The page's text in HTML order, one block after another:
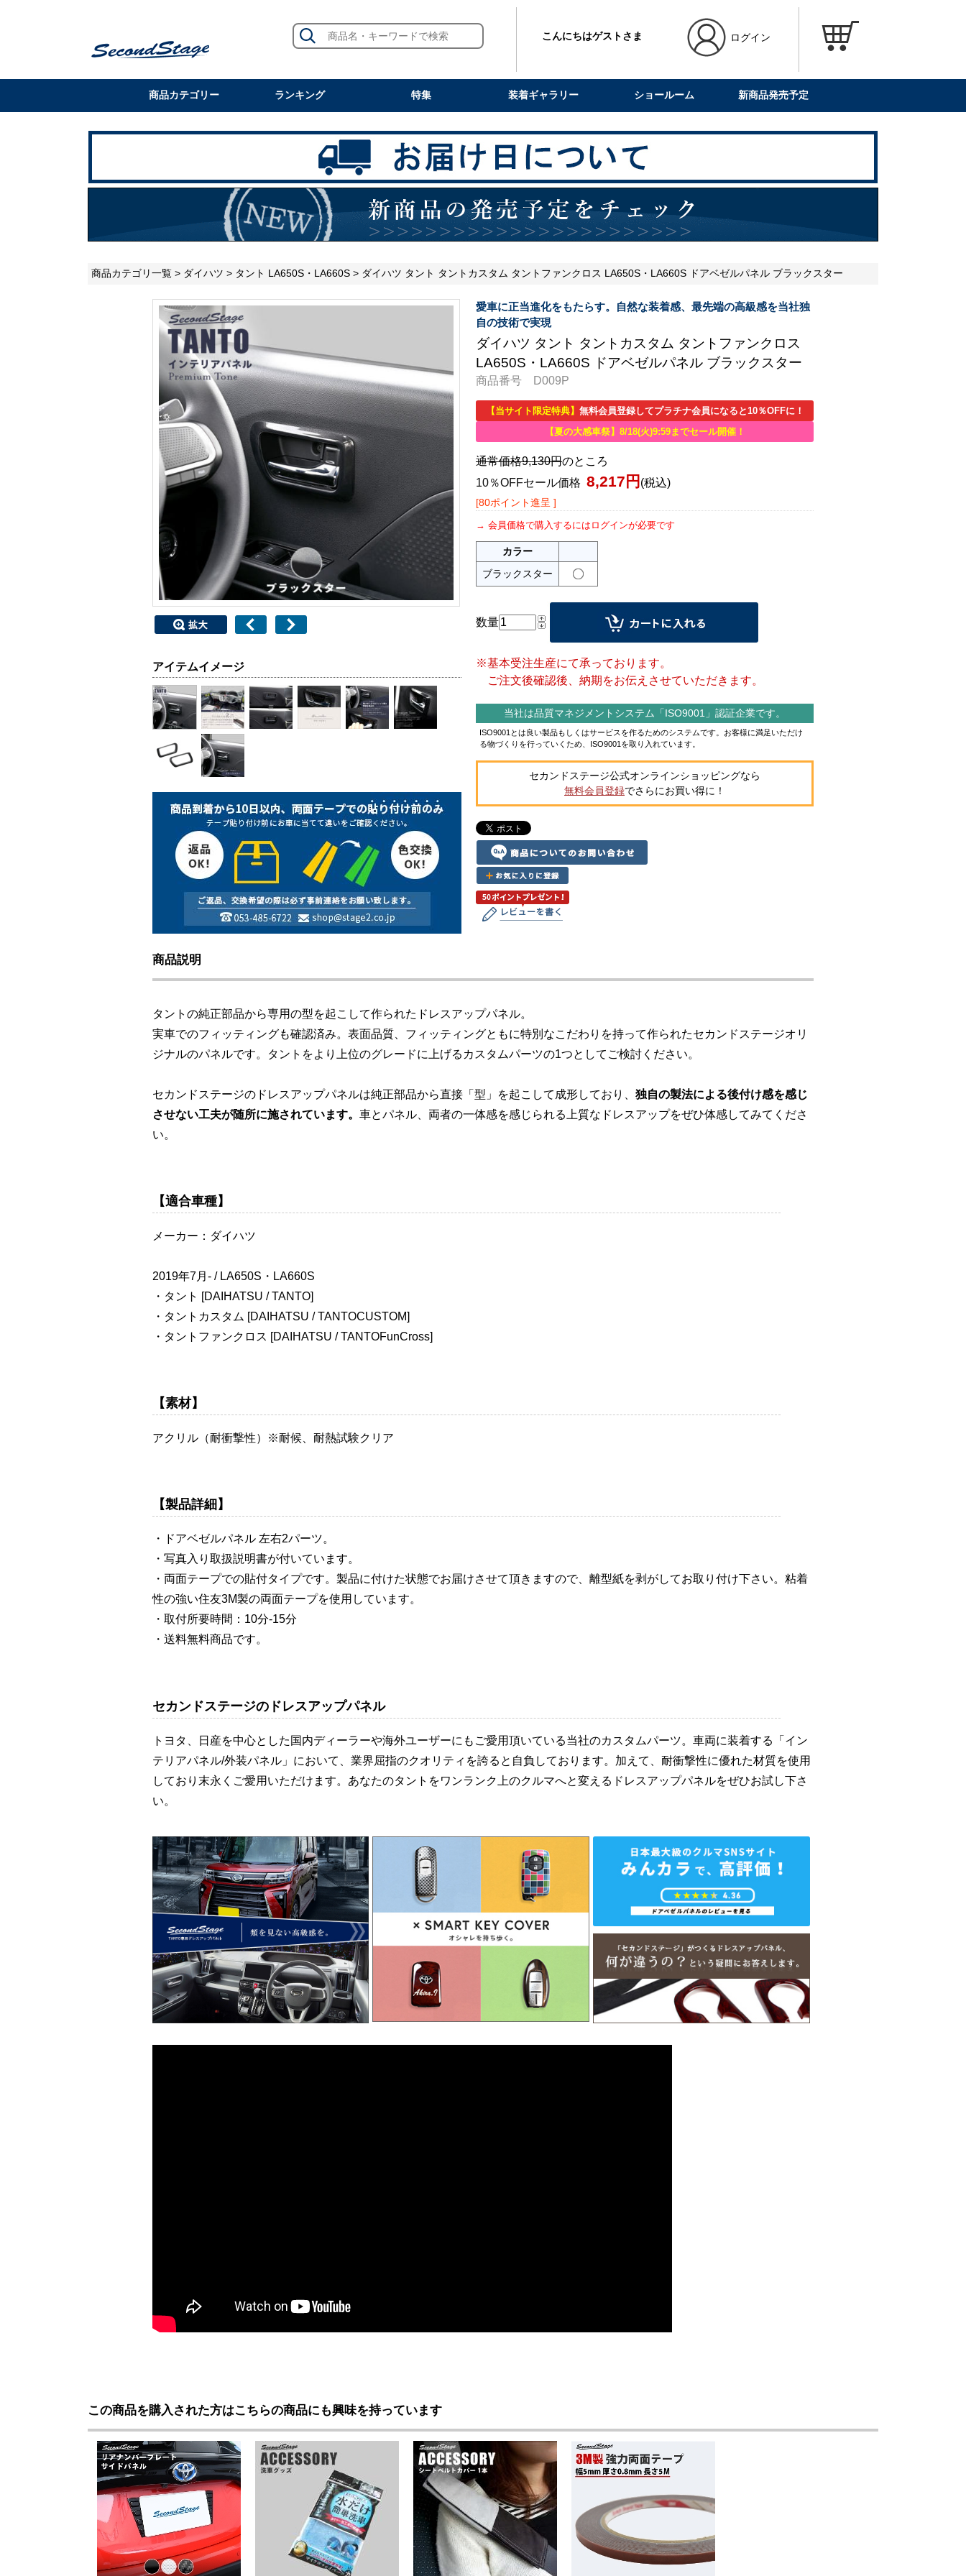
こんにちはゲストさま ログイン
商品カテゴリー ランキング 特集 装着ギャラリー ショールーム 新商品発売予定
商品カテゴリ一覧 > ダイハツ > タント LA650S・LA660S > ダイハツ タント タントカスタム タントファンクロス LA650S・LA660S ドアベゼルパネル ブラックスター
愛車に正当進化をもたらす。自然な装着感、最先端の高級感を当社独
自の技術で実現
ダイハツ タント タントカスタム タントファンクロス
LA650S・LA660S ドアベゼルパネル ブラックスター
商品番号 D009P
【当サイト限定特典】 無料会員登録してプラチナ会員になると10％OFFに！
【夏の大感車祭】8/18(火)9:59までセール開催！
通常価格9,130円のところ
10％OFFセール価格 8,217円 (税込)
[80ポイント進呈 ]
会員価格で購入するにはログインが必要です
カラー
ブラックスター
数量
※基本受注生産にて承っております。
ご注文後確認後、納期をお伝えさせていただきます。
当社は品質マネジメントシステム「ISO9001」認証企業です。
ISO9001とは良い製品もしくはサービスを作るためのシステムです。お客様に満足いただけ
る物づくりを行っていくため、ISO9001を取り入れています。
セカンドステージ公式オンラインショッピングなら
無料会員登録でさらにお買い得に！
アイテムイメージ
商品説明
タントの純正部品から専用の型を起こして作られたドレスアップパネル。
実車でのフィッティングも確認済み。表面品質、フィッティングともに特別なこだわりを持って作られたセカンドステージオリ
ジナルのパネルです。タントをより上位のグレードに上げるカスタムパーツの1つとしてご検討ください。
セカンドステージのドレスアップパネルは純正部品から直接「型」を起こして成形しており、 独自の製法による後付け感を感じ
させない工夫が随所に施されています。 車とパネル、両者の一体感を感じられる上質なドレスアップをぜひ体感してみてくださ
い。
【適合車種】
メーカー：ダイハツ
2019年7月- / LA650S・LA660S
・タント [DAIHATSU / TANTO]
・タントカスタム [DAIHATSU / TANTOCUSTOM]
・タントファンクロス [DAIHATSU / TANTOFunCross]
【素材】
アクリル（耐衝撃性）※耐候、耐熱試験クリア
【製品詳細】
・ドアベゼルパネル 左右2パーツ。
・写真入り取扱説明書が付いています。
・両面テープでの貼付タイプです。製品に付けた状態でお届けさせて頂きますので、離型紙を剥がしてお取り付け下さい。粘着
性の強い住友3M製の両面テープを使用しています。
・取付所要時間：10分-15分
・送料無料商品です。
セカンドステージのドレスアップパネル
トヨタ、日産を中心とした国内ディーラーや海外ユーザーにもご愛用頂いている当社のカスタムパーツ。車両に装着する「イン
テリアパネル/外装パネル」において、業界屈指のクオリティを誇ると自負しております。加えて、耐衝撃性に優れた材質を使用
しており末永くご愛用いただけます。あなたのタントをワンランク上のクルマへと変えるドレスアップパネルをぜひお試し下さ
い。
この商品を購入された方はこちらの商品にも興味を持っています